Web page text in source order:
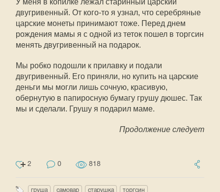
У меня в копилке лежал старинный царский
двугривенный. От кого-то я узнал, что серебряные
царские монеты принимают тоже. Перед днем
рождения мамы я с одной из теток пошел в торгсин
менять двугривенный на подарок.
Мы робко подошли к прилавку и подали
двугривенный. Его приняли, но купить на царские
деньги мы могли лишь сочную, красивую,
обернутую в папиросную бумагу грушу дюшес. Так
мы и сделали. Грушу я подарил маме.
Продолжение следует
2 0 818
груша самовар старушка торгсин